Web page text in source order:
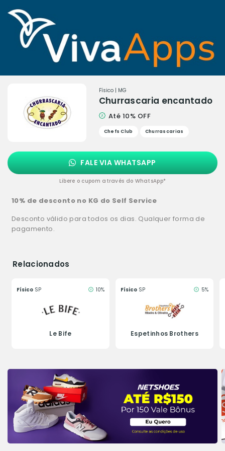
Físico | MG
Churrascaria encantado
Até 10% OFF
Chefs Club Churrascarias
FALE VIA WHATSAPP
Libere o cupom através do WhatsApp*
10% de desconto no KG do Self Service
Desconto válido para todos os dias. Qualquer forma de
pagamento.
Relacionados
Físico SP 10%
Le Bife
Físico SP 5%
Espetinhos Brothers